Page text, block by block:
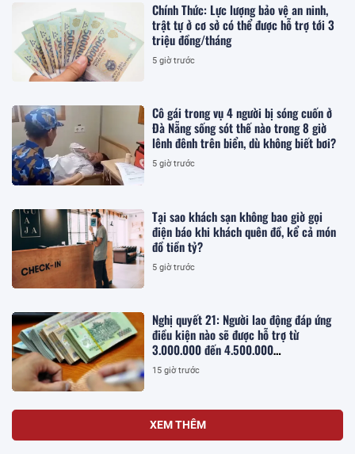
Chính Thức: Lực lượng bảo vệ an ninh,
trật tự ở cơ sở có thể được hỗ trợ tới 3
triệu đồng/tháng
5 giờ trước
Cô gái trong vụ 4 người bị sóng cuốn ở
Đà Nẵng sống sót thế nào trong 8 giờ
lênh đênh trên biển, dù không biết bơi?
5 giờ trước
Tại sao khách sạn không bao giờ gọi
điện báo khi khách quên đồ, kể cả món
đồ tiền tỷ?
5 giờ trước
Nghị quyết 21: Người lao động đáp ứng
điều kiện nào sẽ được hỗ trợ từ
3.000.000 đến 4.500.000
đồng/người/tháng tiền thuê nhà?
15 giờ trước
XEM THÊM